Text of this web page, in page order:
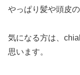
やっぱり髪や頭皮
気になる方は、
思います。